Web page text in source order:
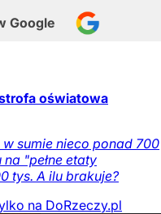
Google
oświatowa
w sumie nieco ponad 700
"pełne etaty
tys. A ilu brakuje?
na DoRzeczy.pl